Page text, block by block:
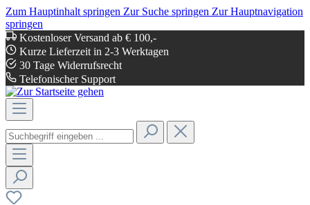
Zum Hauptinhalt springen Zur Suche springen Zur Hauptnavigation
springen
Kostenloser Versand ab € 100,-
Kurze Lieferzeit in 2-3 Werktagen
30 Tage Widerrufsrecht
Telefonischer Support